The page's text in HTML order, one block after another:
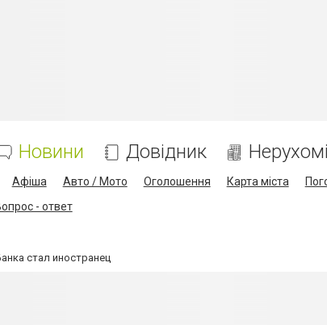
Новини Довідник
Афіша Авто / Мото Оголошення Карта міста
- ответ
стал иностранец